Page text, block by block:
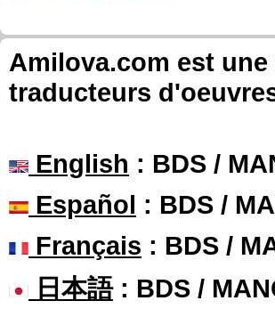
Amilova.com est
traducteurs
English : BDS /
Español : BDS /
Français : BDS /
日本語: BDS /